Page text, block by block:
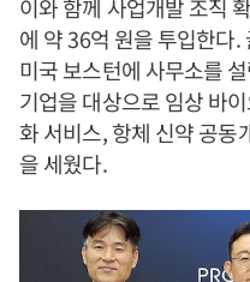
이와 함께 사업개발 조직
에 약 36억 원을 투입한다
미국 보스턴에 사무소를
기업을 대상으로 임상 바
화 서비스, 항체 신약 공동
을 세웠다.